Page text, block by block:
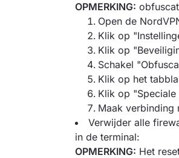
OPMERKING:
Open de
Klik op
Klik op
Schakel
Klik op het
Klik op "Speciale
Maak verbinding
Verwijder alle
in de terminal:
OPMERKING: Het